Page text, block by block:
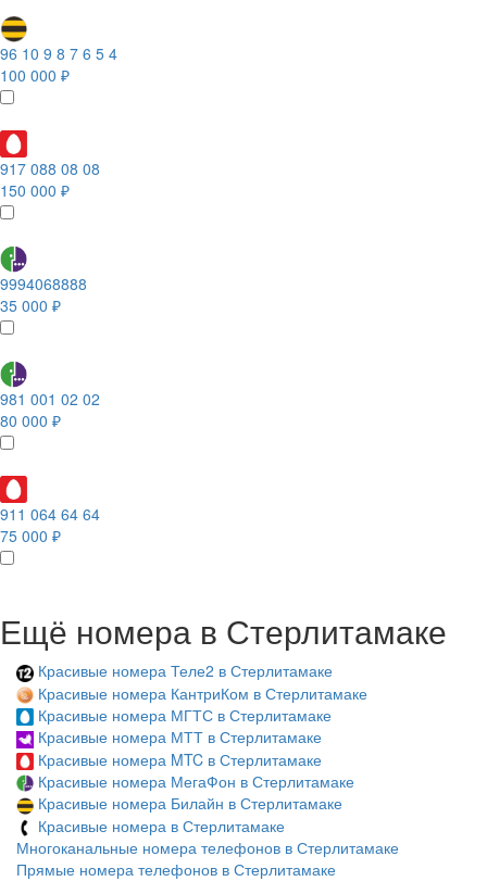
96 10 9 8 7 6 5 4
100 000 ₽
917 088 08 08
150 000 ₽
9994068888
35 000 ₽
981 001 02 02
80 000 ₽
911 064 64 64
75 000 ₽
Ещё номера в Стерлитамаке
Красивые номера Теле2 в Стерлитамаке
Красивые номера КантриКом в Стерлитамаке
Красивые номера МГТС в Стерлитамаке
Красивые номера МТТ в Стерлитамаке
Красивые номера MTC в Стерлитамаке
Красивые номера МегаФон в Стерлитамаке
Красивые номера Билайн в Стерлитамаке
Красивые номера в Стерлитамаке
Многоканальные номера телефонов в Стерлитамаке
Прямые номера телефонов в Стерлитамаке